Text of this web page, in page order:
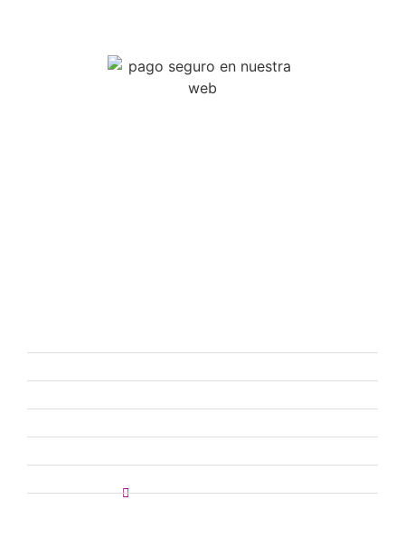
Reparación Móviles
Reparación Tablet
Reparación Consolas
Reparación Tv
Reparación Portátiles
Reparación Smartwatch